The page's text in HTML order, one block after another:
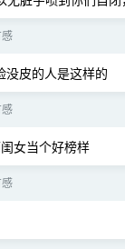
没皮的人是这样的
女当个好榜样